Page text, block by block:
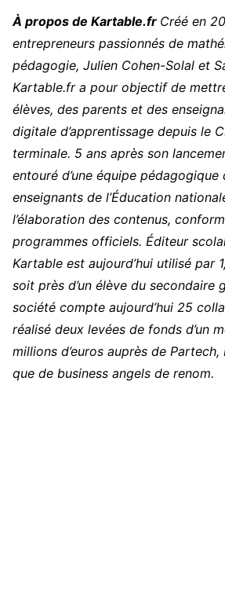
À propos de Kartable.fr Créé en
entrepreneurs passionnés de
pédagogie, Julien Cohen-Solal et
Kartable.fr a pour objectif de
élèves, des parents et des
digitale d’apprentissage depuis le
terminale. 5 ans après son
entouré d’une équipe pédagogique
enseignants de l’Éducation
l’élaboration des contenus,
programmes officiels. Éditeur
Kartable est aujourd’hui utilisé par
soit près d’un élève du secondaire
société compte aujourd’hui 25
réalisé deux levées de fonds d’un
millions d’euros auprès de
que de business angels de renom.